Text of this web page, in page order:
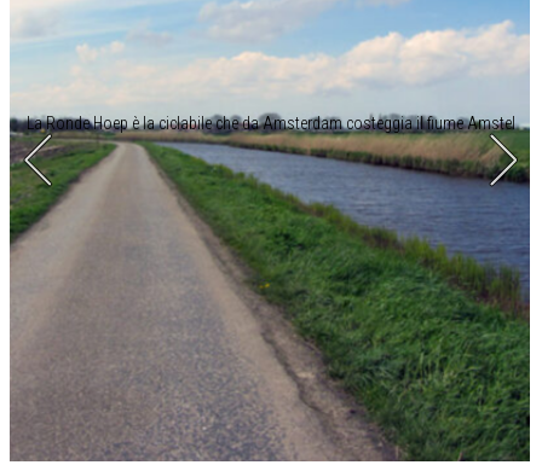
La Ronde Hoep è la ciclabile che da Amsterdam costeggia il fiume Amstel